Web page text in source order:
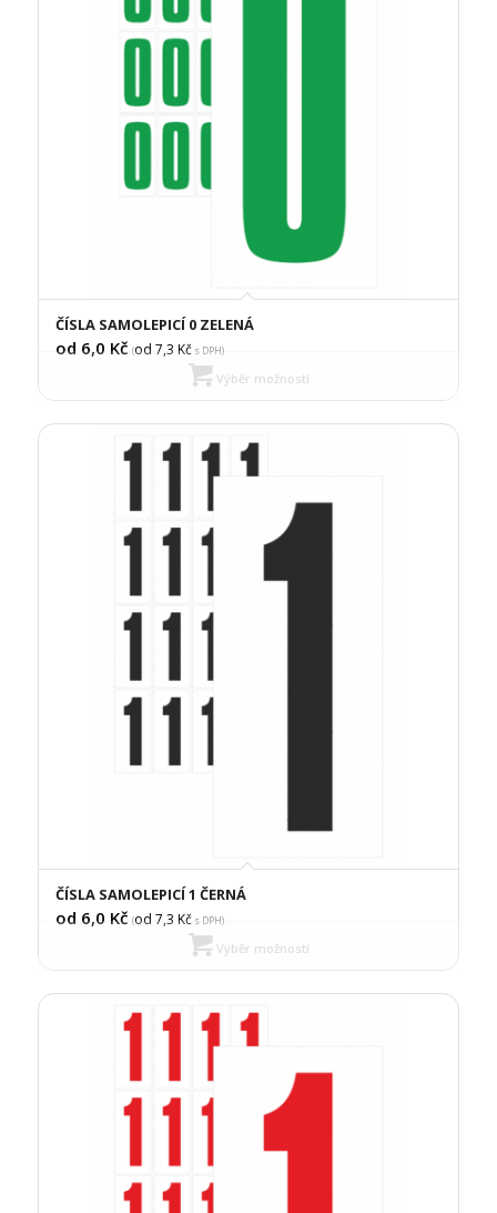
ČÍSLA SAMOLEPICÍ 0 ZELENÁ
od 6,0 Kč (od 7,3 Kčs DPH)
Výběr možností
ČÍSLA SAMOLEPICÍ 1 ČERNÁ
od 6,0 Kč (od 7,3 Kčs DPH)
Výběr možností